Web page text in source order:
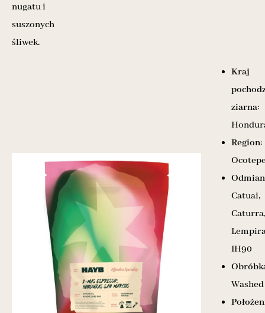
nugatu i
suszonych
śliwek.
Kraj
ziarna:
Region:
Catuai,
Caturra,
IH90
Washed